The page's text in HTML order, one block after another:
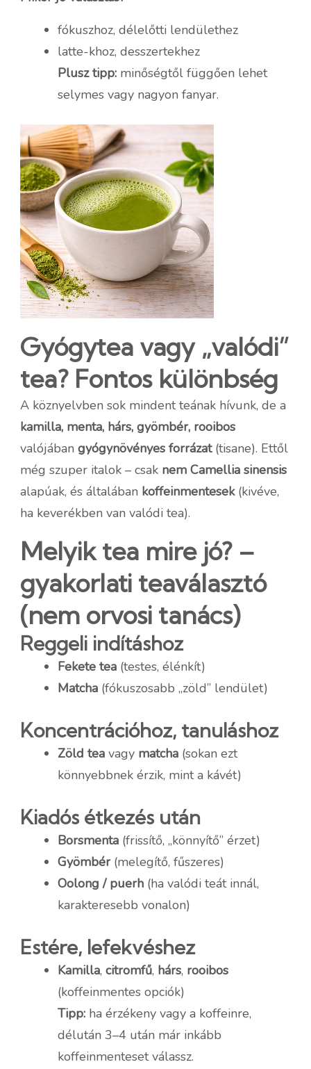
fókuszhoz, délelőtti lendülethez
latte-khoz, desszertekhez
Plusz tipp: minőségtől függően lehet
selymes vagy nagyon fanyar.
Gyógytea vagy „valódi”
tea? Fontos különbség
A köznyelvben sok mindent teának hívunk, de a
kamilla, menta, hárs, gyömbér, rooibos
valójában gyógynövényes forrázat(tisane). Ettől
még szuper italok – csak nem Camellia sinensis
alapúak, és általában koffeinmentesek(kivéve,
ha keverékben van valódi tea).
Melyik tea mire jó? –
gyakorlati teaválasztó
(nem orvosi tanács)
Reggeli indításhoz
Fekete tea (testes, élénkít)
Matcha (fókuszosabb „zöld” lendület)
Koncentrációhoz, tanuláshoz
Zöld tea vagy matcha (sokan ezt
könnyebbnek érzik, mint a kávét)
Kiadós étkezés után
Borsmenta (frissítő, „könnyítő” érzet)
Gyömbér(melegítő, fűszeres)
Oolong / puerh (ha valódi teát innál,
karakteresebb vonalon)
Estére, lefekvéshez
Kamilla, citromfű, hárs, rooibos
(koffeinmentes opciók)
Tipp: ha érzékeny vagy a koffeinre,
délután 3–4 után már inkább
koffeinmenteset válassz.